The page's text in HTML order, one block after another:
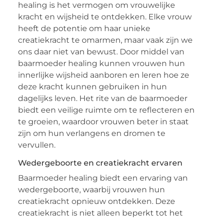
healing is het vermogen om vrouwelijke
kracht en wijsheid te ontdekken. Elke vrouw
heeft de potentie om haar unieke
creatiekracht te omarmen, maar vaak zijn we
ons daar niet van bewust. Door middel van
baarmoeder healing kunnen vrouwen hun
innerlijke wijsheid aanboren en leren hoe ze
deze kracht kunnen gebruiken in hun
dagelijks leven. Het rite van de baarmoeder
biedt een veilige ruimte om te reflecteren en
te groeien, waardoor vrouwen beter in staat
zijn om hun verlangens en dromen te
vervullen.
Wedergeboorte en creatiekracht ervaren
Baarmoeder healing biedt een ervaring van
wedergeboorte, waarbij vrouwen hun
creatiekracht opnieuw ontdekken. Deze
creatiekracht is niet alleen beperkt tot het